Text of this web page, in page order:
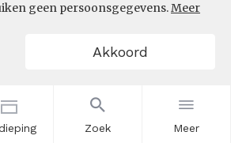
Zoek Meer
geen persoonsgegevens.Meer
Akkoord
Bron: (20-07-2026)